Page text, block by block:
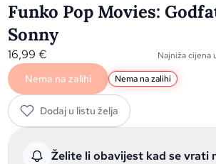
Funko Pop Movies:
Sonny
16,99€ Najniža cijena
Nema na zalihi Nema na zalihi
Dodaj u listu želja
Želite li obavijest kad se vrati